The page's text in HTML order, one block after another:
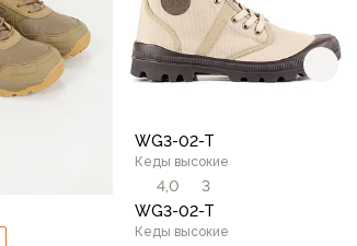
WG3-02-T
Кеды высокие
4,0
3
WG3-02-T
Кеды высокие